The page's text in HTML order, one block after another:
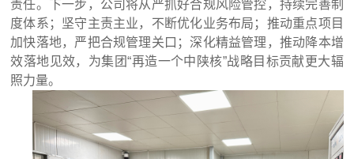
责任。下一步，公司将从严抓好合规风险管控，持续完善制
度体系；坚守主责主业，不断优化业务布局；推动重点项目
加快落地，严把合规管理关口；深化精益管理，推动降本增
效落地见效，为集团“再造一个中陕核”战略目标贡献更大辐
照力量。